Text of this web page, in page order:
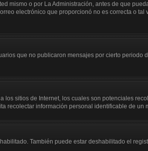
mismo o por La Administración, antes de que
electrónico que proporcionó no es correcta o tal
que no publicaron mensajes por cierto periodo
sitios de Internet, los cuales son potenciales
recolectar información personal identificable de un
También puede estar deshabilitado el